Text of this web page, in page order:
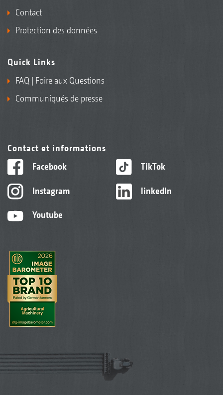
Contact
Protection des données
Quick Links
FAQ | Foire aux Questions
Communiqués de presse
Contact et informations
Facebook
Instagram
Youtube
TikTok
linkedIn